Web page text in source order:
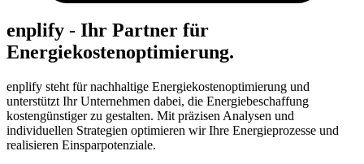
enplify - Ihr Partner für
Energiekostenoptimierung.
enplify steht für nachhaltige Energiekostenoptimierung und
unterstützt Ihr Unternehmen dabei, die Energiebeschaffung
kostengünstiger zu gestalten. Mit präzisen Analysen und
individuellen Strategien optimieren wir Ihre Energieprozesse und
realisieren Einsparpotenziale.